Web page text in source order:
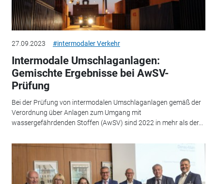
27.09.2023 #intermodaler Verkehr
Intermodale Umschlaganlagen:
Gemischte Ergebnisse bei AwSV-
Prüfung
Bei der Prüfung von intermodalen Umschlaganlagen gemäß der
Verordnung über Anlagen zum Umgang mit
wassergefährdenden Stoffen (AwSV) sind 2022 in mehr als der...